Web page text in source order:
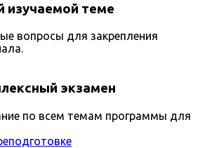
изучаемой теме
вопросы для закрепления
экзамен
по всем темам программы для